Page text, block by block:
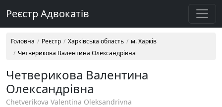
Реєстр Адвокатів
Головна Реєстр Харківська область
м. Харків
Четверикова Валентина Олександрівна
Четверикова Валентина
Олександрівна
Chetverikova Valentina Oleksandrivna